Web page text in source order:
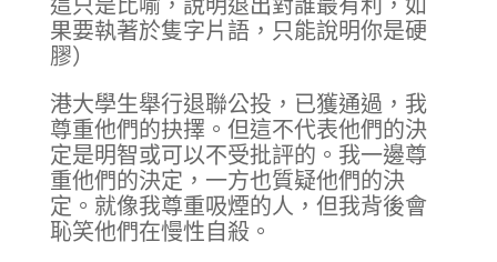
果要執著於隻字片語，只能說明你是硬
膠）
港大學生舉行退聯公投，已獲通過，我
尊重他們的抉擇。但這不代表他們的決
定是明智或可以不受批評的。我一邊尊
重他們的決定，一方也質疑他們的決
定。就像我尊重吸煙的人，但我背後會
恥笑他們在慢性自殺。